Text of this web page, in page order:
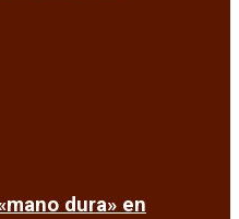
dura» en